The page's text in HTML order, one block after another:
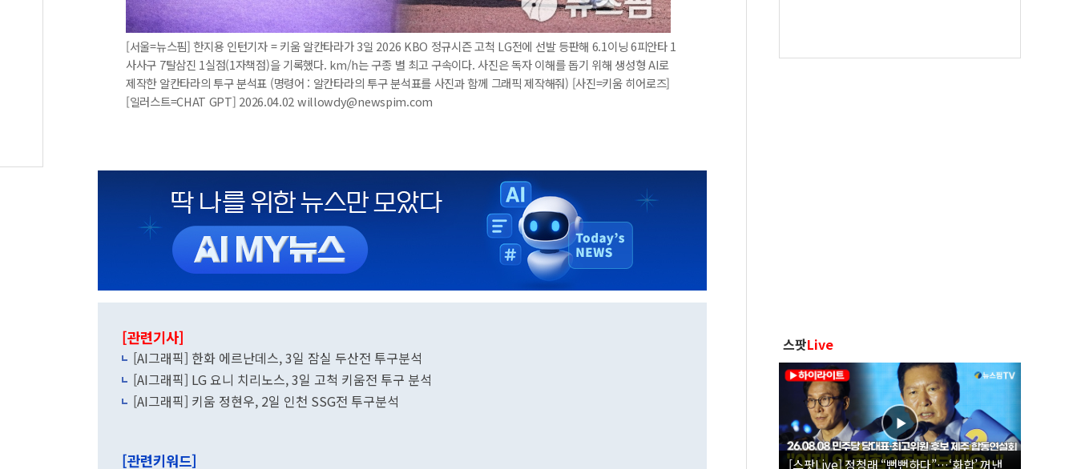
[서울=뉴스핌] 한지용 인턴기자 = 키움 알칸타라가 3일 2026 KBO 정규시즌 고척 LG전에 선발 등판해 6.1이닝 6피안타 1
사사구 7탈삼진 1실점(1자책점)을 기록했다. km/h는 구종 별 최고 구속이다. 사진은 독자 이해를 돕기 위해 생성형 AI로
제작한 알칸타라의 투구 분석표 (명령어 : 알칸타라의 투구 분석표를 사진과 함께 그래픽 제작해줘) [사진=키움 히어로즈]
[일러스트=CHAT GPT] 2026.04.02 willowdy@newspim.com
[관련기사]
[AI그래픽] 한화 에르난데스, 3일 잠실 두산전 투구분석
[AI그래픽] LG 요니 치리노스, 3일 고척 키움전 투구 분석
[AI그래픽] 키움 정현우, 2일 인천 SSG전 투구분석
[관련키워드]
스팟Live
[스팟Live] 정청래 “뻔뻔하다”…‘화합’ 꺼낸